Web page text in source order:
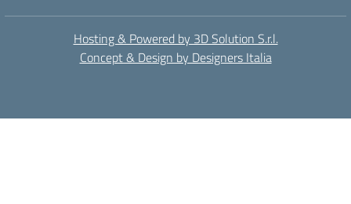
Hosting & Powered by 3D Solution S.r.l.
Concept & Design by Designers Italia